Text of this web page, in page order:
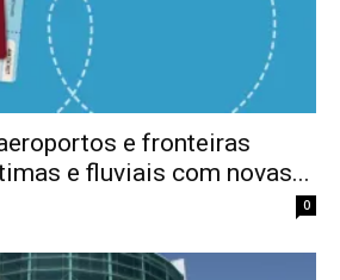
e fronteiras
e fluviais com novas...
0